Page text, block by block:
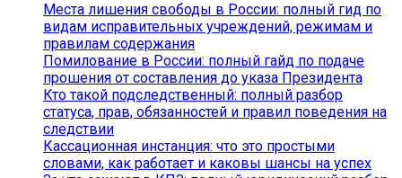
Места лишения свободы в России: полный гид по
видам исправительных учреждений, режимам и
правилам содержания
Помилование в России: полный гайд по подаче
прошения от составления до указа Президента
Кто такой подследственный: полный разбор
статуса, прав, обязанностей и правил поведения на
следствии
Кассационная инстанция: что это простыми
словами, как работает и каковы шансы на успех